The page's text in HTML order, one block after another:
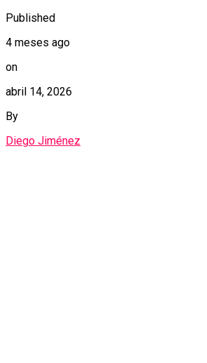
Published
4 meses ago
on
abril 14, 2026
By
Diego Jiménez